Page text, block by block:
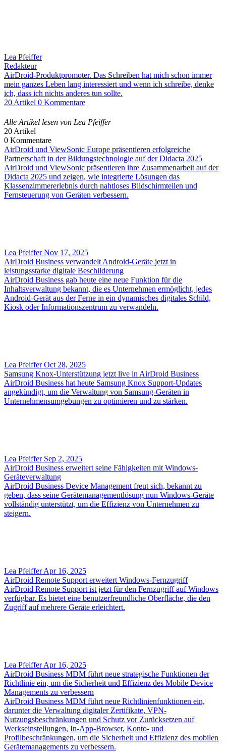
Lea Pfeiffer
Redakteur
AirDroid-Produktpromoter. Das Schreiben hat mich schon immer
mein ganzes Leben lang interessiert und wenn ich schreibe, denke
ich, dass ich nichts anderes tun sollte.
20 Artikel 0 Kommentare
Alle Artikel lesen von Lea Pfeiffer
20Artikel
0 Kommentare
AirDroid und ViewSonic Europe präsentieren erfolgreiche
Partnerschaft in der Bildungstechnologie auf der Didacta 2025
AirDroid und ViewSonic präsentieren ihre Zusammenarbeit auf der
Didacta 2025 und zeigen, wie integrierte Lösungen das
Klassenzimmererlebnis durch nahtloses Bildschirmteilen und
Fernsteuerung von Geräten verbessern.
Lea PfeifferNov 17, 2025
AirDroid Business verwandelt Android-Geräte jetzt in
leistungsstarke digitale Beschilderung
AirDroid Business gab heute eine neue Funktion für die
Inhaltsverwaltung bekannt, die es Unternehmen ermöglicht, jedes
Android-Gerät aus der Ferne in ein dynamisches digitales Schild,
Kiosk oder Informationszentrum zu verwandeln.
Lea PfeifferOct 28, 2025
Samsung Knox-Unterstützung jetzt live in AirDroid Business
AirDroid Business hat heute Samsung Knox Support-Updates
angekündigt, um die Verwaltung von Samsung-Geräten in
Unternehmensumgebungen zu optimieren und zu stärken.
Lea Pfeiffer Sep 2, 2025
AirDroid Business erweitert seine Fähigkeiten mit Windows-
Geräteverwaltung
AirDroid Business Device Management freut sich, bekannt zu
geben, dass seine Gerätemanagementlösung nun Windows-Geräte
vollständig unterstützt, um die Effizienz von Unternehmen zu
steigern.
Lea PfeifferApr 16, 2025
AirDroid Remote Support erweitert Windows-Fernzugriff
AirDroid Remote Support ist jetzt für den Fernzugriff auf Windows
verfügbar. Es bietet eine benutzerfreundliche Oberfläche, die den
Zugriff auf mehrere Geräte erleichtert.
Lea PfeifferApr 16, 2025
AirDroid Business MDM führt neue strategische Funktionen der
Richtlinie ein, um die Sicherheit und Effizienz des Mobile Device
Managements zu verbessern
AirDroid Business MDM führt neue Richtlinienfunktionen ein,
darunter die Verwaltung digitaler Zertifikate, VPN-
Nutzungsbeschränkungen und Schutz vor Zurücksetzen auf
Werkseinstellungen, In-App-Browser, Konto- und
Profilbeschränkungen, um die Sicherheit und Effizienz des mobilen
Gerätemanagements zu verbessern.